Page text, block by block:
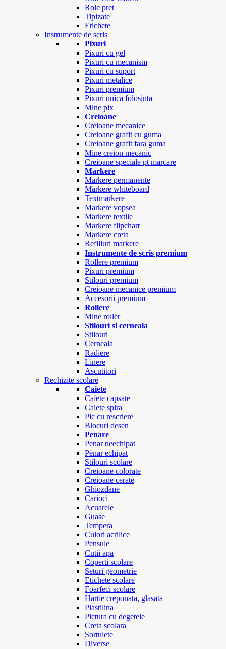
Role pret
Tipizate
Etichete
Instrumente de scris
Pixuri
Pixuri cu gel
Pixuri cu mecanism
Pixuri cu suport
Pixuri metalice
Pixuri premium
Pixuri unica folosinta
Mine pix
Creioane
Creioane mecanice
Creioane grafit cu guma
Creioane grafit fara guma
Mine creion mecanic
Creioane speciale pt marcare
Markere
Markere permanente
Markere whiteboard
Textmarkere
Markere vopsea
Markere textile
Markere flipchart
Markere creta
Refilluri markere
Instrumente de scris premium
Rollere premium
Pixuri premium
Stilouri premium
Creioane mecanice premium
Accesorii premium
Rollere
Mine roller
Stilouri si cerneala
Stilouri
Cerneala
Radiere
Linere
Ascutitori
Rechizite scolare
Caiete
Caiete capsate
Caiete spira
Pic cu rescriere
Blocuri desen
Penare
Penar neechipat
Penar echipat
Stilouri scolare
Creioane colorate
Creioane cerate
Ghiozdane
Carioci
Acuarele
Guase
Tempera
Culori acrilice
Pensule
Cutii apa
Coperti scolare
Seturi geometrie
Etichete scolare
Foarfeci scolare
Hartie creponata, glasata
Plastilina
Pictura cu degetele
Creta scolara
Sortulete
Diverse